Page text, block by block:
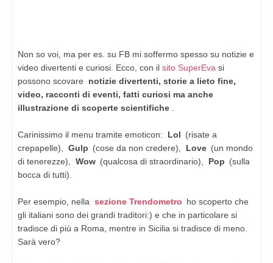
Non so voi, ma per es. su FB mi soffermo spesso su notizie e
video divertenti e curiosi. Ecco, con il sito SuperEva si
possono scovare
notizie divertenti, storie a lieto fine,
video, racconti di eventi, fatti curiosi ma anche
illustrazione di scoperte scientifiche
Carinissimo il menu tramite emoticon: Lol (risate a
crepapelle),
Gulp (cose da non credere), Love (un mondo
di tenerezze),
Wow (qualcosa di straordinario), Pop (sulla
bocca di tutti).
Per esempio, nella sezione Trendometro ho scoperto che
gli italiani sono dei grandi traditori:) e che in particolare si
tradisce di più a Roma, mentre in Sicilia si tradisce di meno.
Sarà vero?